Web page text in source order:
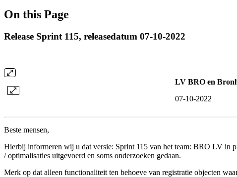
On this Page
Release Sprint 115, releasedatum 07-10-2022
LV BRO en
07-10-2022
Beste mensen,
Hierbij informeren wij u dat versie: Sprint 115 van het team: BRO LV in
/ optimalisaties uitgevoerd en soms onderzoeken gedaan.
Merk op dat alleen functionaliteit ten behoeve van registratie objecten